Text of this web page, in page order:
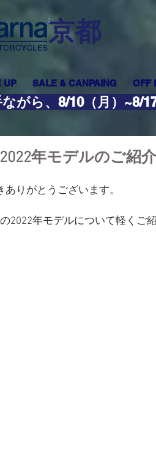
​京都
UP SALE & CANPAING OFF
がら、8/10（月）~8/
年モデルのご紹
りがとうございます。
の2022年モデルについて軽くご